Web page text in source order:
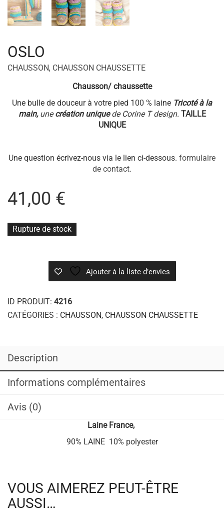
OSLO
CHAUSSON, CHAUSSON CHAUSSETTE
Chausson/ chaussette
Une bulle de douceur à votre pied 100 % laine Tricoté à la
main,unecréation uniquede Corine T design. TAILLE
UNIQUE
Une question écrivez-nous via le lien ci-dessous. formulaire
de contact.
41,00 €
Rupture de stock
Ajouter à la liste d’envies
ID PRODUIT: 4216
CATÉGORIES : CHAUSSON, CHAUSSON CHAUSSETTE
Description
Informations complémentaires
Avis (0)
Laine France,
90% LAINE 10% polyester
VOUS AIMEREZ PEUT-ÊTRE
AUSSI…